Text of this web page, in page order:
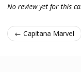
No review yet for this
← Capitana Marvel